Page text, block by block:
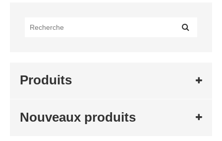
Produits
Nouveaux produits